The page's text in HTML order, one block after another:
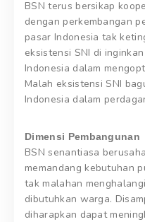
BSN terus bersikap
dengan perkembangan
pasar Indonesia tak
eksistensi SNI di
Indonesia dalam
Malah eksistensi SNI
Indonesia dalam
Dimensi Pembangunan
BSN senantiasa
memandang kebutuhan
tak malahan
dibutuhkan warga.
diharapkan dapat